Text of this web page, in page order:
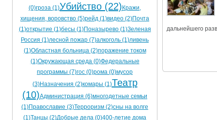
Ограничения движения транспорта на майские
Электронные транспортные картыдальнейшего
(0)гроза (1)Убийство (22) Кражи,
хищения, воровство (5)рейд (1)видео (2)Почта
(1)открытие (1)бесы (1)Поназырево (1)Зеленая
Россия (1)лесной пожар (7)алкоголь (1)ливень
(1)Областная больница (2)поражение током
(1)Окружающая среда (0)Федеральные
программы (7)гос (0)рома (0)мусор
(3)Назначения (2)комары (1)Театр
(10)Администрация (6)многодетные семьи
(1)Православие (3)Терроризм (2)сны на волге
(1)Танцы (2)Добрые дела (0)400-летие дома